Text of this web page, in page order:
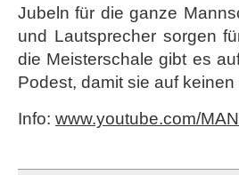
Jubeln für die ganze
und Lautsprecher sorgen
die Meisterschale gibt es
Podest, damit sie auf
Info: www.youtube.com/